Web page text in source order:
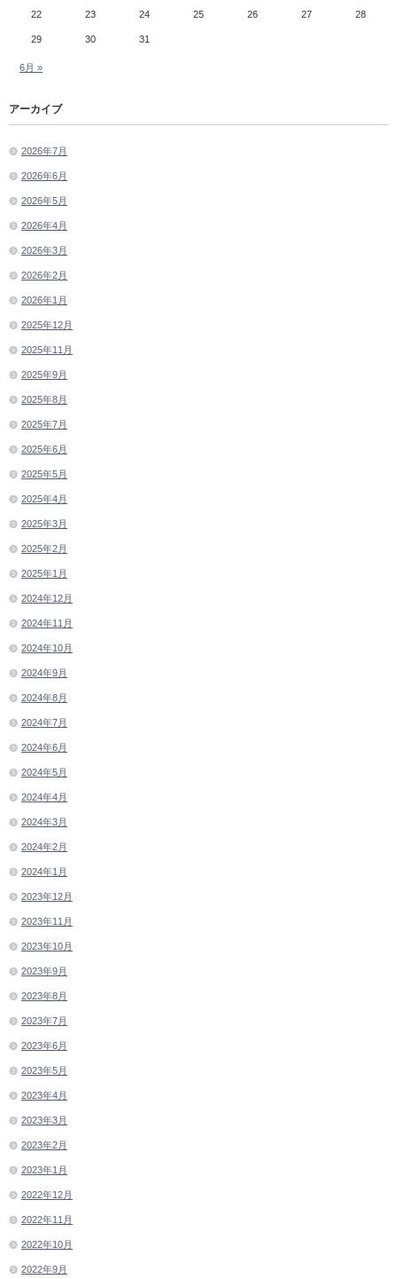
22 23 24 25 26 27 28
29 30 31
6月 »
アーカイブ
2026年7月
2026年6月
2026年5月
2026年4月
2026年3月
2026年2月
2026年1月
2025年12月
2025年11月
2025年9月
2025年8月
2025年7月
2025年6月
2025年5月
2025年4月
2025年3月
2025年2月
2025年1月
2024年12月
2024年11月
2024年10月
2024年9月
2024年8月
2024年7月
2024年6月
2024年5月
2024年4月
2024年3月
2024年2月
2024年1月
2023年12月
2023年11月
2023年10月
2023年9月
2023年8月
2023年7月
2023年6月
2023年5月
2023年4月
2023年3月
2023年2月
2023年1月
2022年12月
2022年11月
2022年10月
2022年9月